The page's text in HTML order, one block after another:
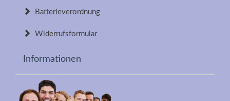
Batterieverordnung
Widerrufsformular
Informationen